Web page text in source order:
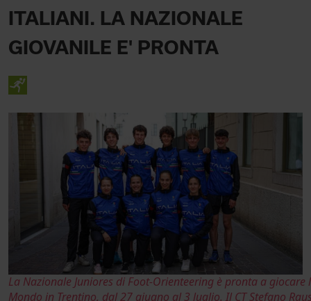
ITALIANI. LA NAZIONALE
GIOVANILE E' PRONTA
La Nazionale Juniores di Foot-Orienteering è pronta a
Mondo in Trentino, dal 27 giugno al 3 luglio. Il CT Stefano